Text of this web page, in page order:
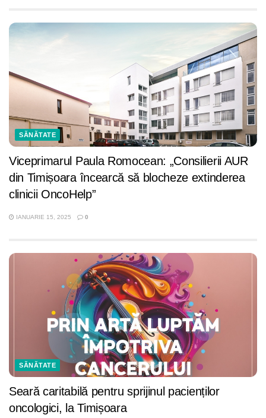
SĂNĂTATE
Viceprimarul Paula Romocean: „Consilierii AUR
din Timișoara încearcă să blocheze extinderea
clinicii OncoHelp”
IANUARIE 15, 2025 0
SĂNĂTATE
Seară caritabilă pentru sprijinul pacienților
oncologici, la Timișoara